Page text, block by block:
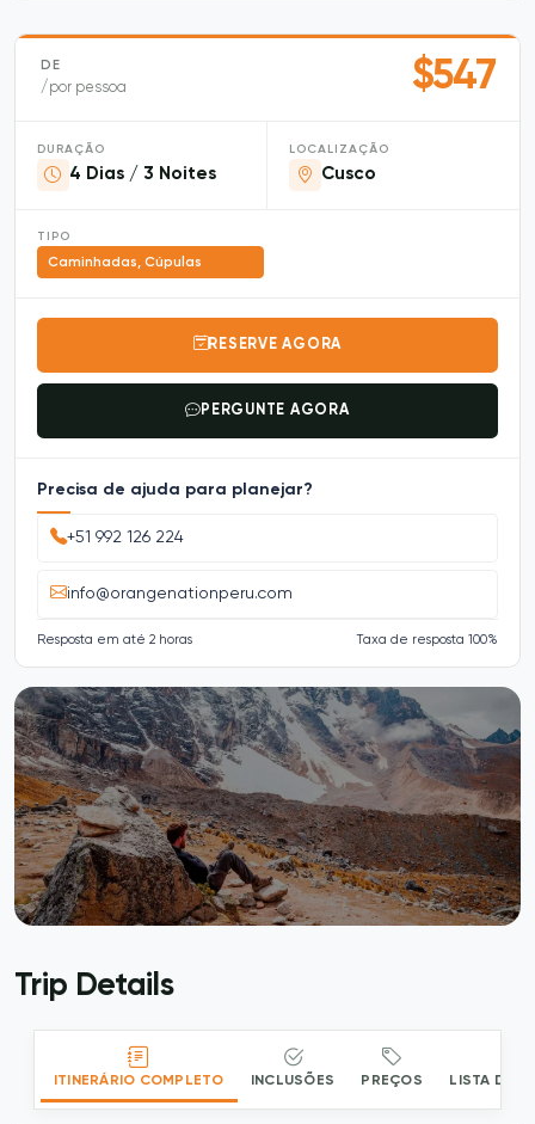
DE $547
/por pessoa
4 Dias / 3 Noites
DURAÇÃO
Caminhadas, Cúpulas
TIPO
Cusco
LOCALIZAÇÃO
RESERVE AGORA
PERGUNTE AGORA
Precisa de ajuda para planejar?
+51 992 126 224
info@orangenationperu.com
Resposta em até 2 horas Taxa de resposta 100%
Trip Details
ITINERÁRIO COMPLETO INCLUSÕES PREÇOS LISTA DE